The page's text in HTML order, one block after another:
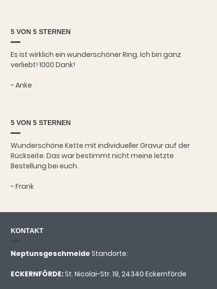
5 VON 5 STERNEN
Es ist wirklich ein wunderschöner Ring. Ich bin ganz
verliebt! 1000 Dank!
- Anke
5 VON 5 STERNEN
Wunderschöne Kette mit individueller Gravur auf der
Rückseite. Das war bestimmt nicht meine letzte
Bestellung bei euch.
- Frank
KONTAKT
NeptunsgeschmeideStandorte:
ECKERNFÖRDE:St. Nicolai-Str. 19, 24340 Eckernförde